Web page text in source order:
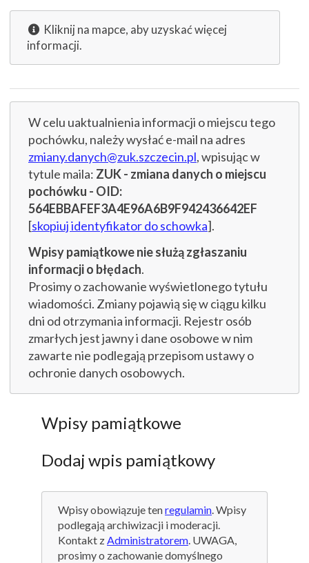
Kliknij na mapce, aby uzyskać więcej
informacji.
W celu uaktualnienia informacji o miejscu tego
pochówku, należy wysłać e-mail na adres
zmiany.danych@zuk.szczecin.pl, wpisując w
tytule maila: ZUK - zmiana danych o miejscu
pochówku - OID:
564EBBAFEF3A4E96A6B9F942436642EF
[skopiuj identyfikator do schowka].
Wpisy pamiątkowe nie służą zgłaszaniu
informacji o błędach.
Prosimy o zachowanie wyświetlonego tytułu
wiadomości. Zmiany pojawią się w ciągu kilku
dni od otrzymania informacji. Rejestr osób
zmarłych jest jawny i dane osobowe w nim
zawarte nie podlegają przepisom ustawy o
ochronie danych osobowych.
Wpisy pamiątkowe
Dodaj wpis pamiątkowy
Wpisy obowiązuje tenregulamin. Wpisy
podlegają archiwizacji i moderacji.
Kontakt zAdministratorem. UWAGA,
prosimy o zachowanie domyślnego